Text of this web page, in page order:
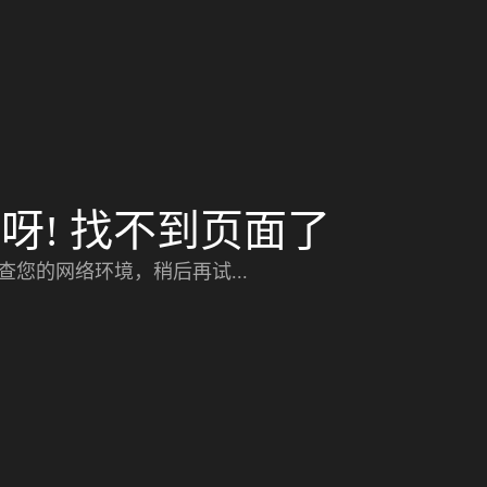
! 找不到页面了
您的网络环境，稍后再试...